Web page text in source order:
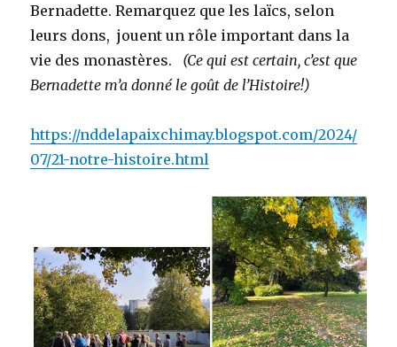
Bernadette. Remarquez que les laïcs, selon
leurs dons, jouent un rôle important dans la
vie des monastères. (Ce qui est certain, c’est que
Bernadette m’a donné le goût de l’Histoire!)
https://nddelapaixchimay.blogspot.com/2024/
07/21-notre-histoire.html